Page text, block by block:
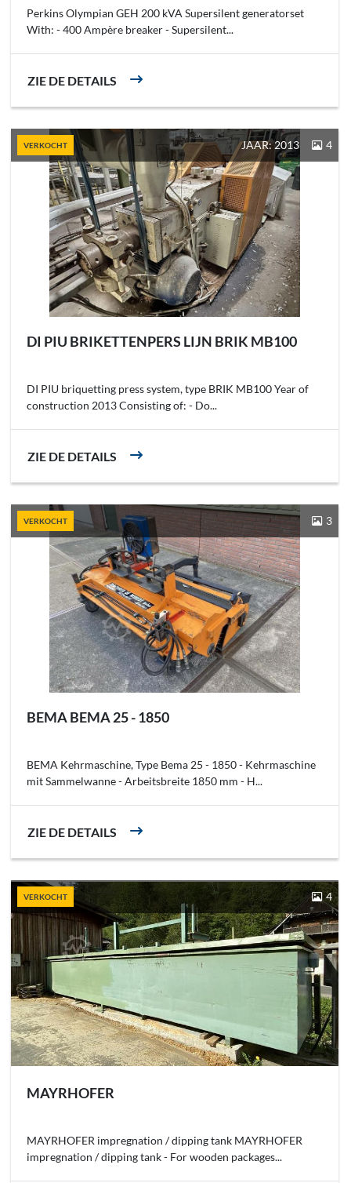
Perkins Olympian GEH 200 kVA Supersilent generatorset
With: - 400 Ampère breaker - Supersilent...
ZIE DE DETAILS
VERKOCHT JAAR: 2013 4
DI PIU BRIKETTENPERS LIJN BRIK MB100
DI PIU briquetting press system, type BRIK MB100 Year of
construction 2013 Consisting of: - Do...
ZIE DE DETAILS
VERKOCHT 3
BEMA BEMA 25 - 1850
BEMA Kehrmaschine, Type Bema 25 - 1850 - Kehrmaschine
mit Sammelwanne - Arbeitsbreite 1850 mm - H...
ZIE DE DETAILS
VERKOCHT 4
MAYRHOFER
MAYRHOFER impregnation / dipping tank MAYRHOFER
impregnation / dipping tank - For wooden packages...